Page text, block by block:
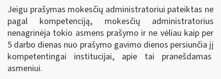
Jeigu prašymas mokesčių administratoriui pateiktas ne
pagal kompetenciją, mokesčių administratorius
nenagrinėja tokio asmens prašymo ir ne vėliau kaip per
5 darbo dienas nuo prašymo gavimo dienos persiunčia jį
kompetentingai institucijai, apie tai pranešdamas
asmeniui.